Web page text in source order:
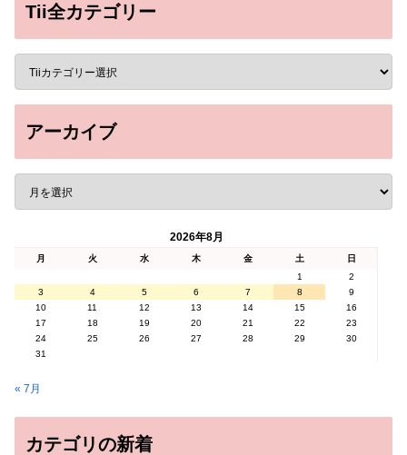
Tii全カテゴリー
アーカイブ
2026年8月
月 火 水 木 金 土
日
1
2
3
4 5 6 7 8
9
10
11 12 13 14 15
16
17
18 19 20 21 22
23
24
25 26 27 28 29
30
31
« 7月
カテゴリの新着